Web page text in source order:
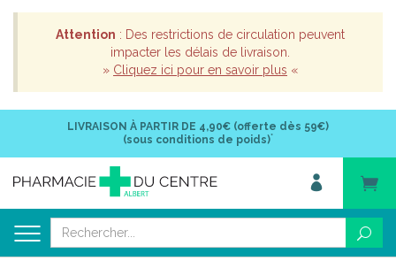
Attention : Des restrictions de circulation peuvent
impacter les délais de livraison.
» Cliquez ici pour en savoir plus «
LIVRAISON À PARTIR DE 4,90€ (offerte dès 59€)
(sous conditions de poids)*